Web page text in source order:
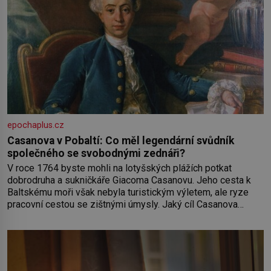
epochaplus.cz
Casanova v Pobaltí: Co měl legendární svůdník
společného se svobodnými zednáři?
V roce 1764 byste mohli na lotyšských plážích potkat
dobrodruha a sukničkáře Giacoma Casanovu. Jeho cesta k
Baltskému moři však nebyla turistickým výletem, ale ryze
pracovní cestou se zištnými úmysly. Jaký cíl Casanova
Rigy? Casanova v Pobaltí kontaktoval tamní zednářské lóže.
Nebyl v této oblasti žádným nováčkem, protože do